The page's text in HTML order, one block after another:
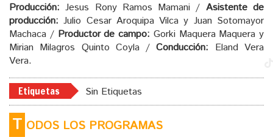
Producción: Jesus Rony Ramos Mamani / Asistente de
producción: Julio Cesar Aroquipa Vilca y Juan Sotomayor
Machaca / Productor de campo: Gorki Maquera Maquera y
Mirian Milagros Quinto Coyla /Conducción: Eland Vera
Vera.
Etiquetas Sin Etiquetas
T ODOS LOS PROGRAMAS